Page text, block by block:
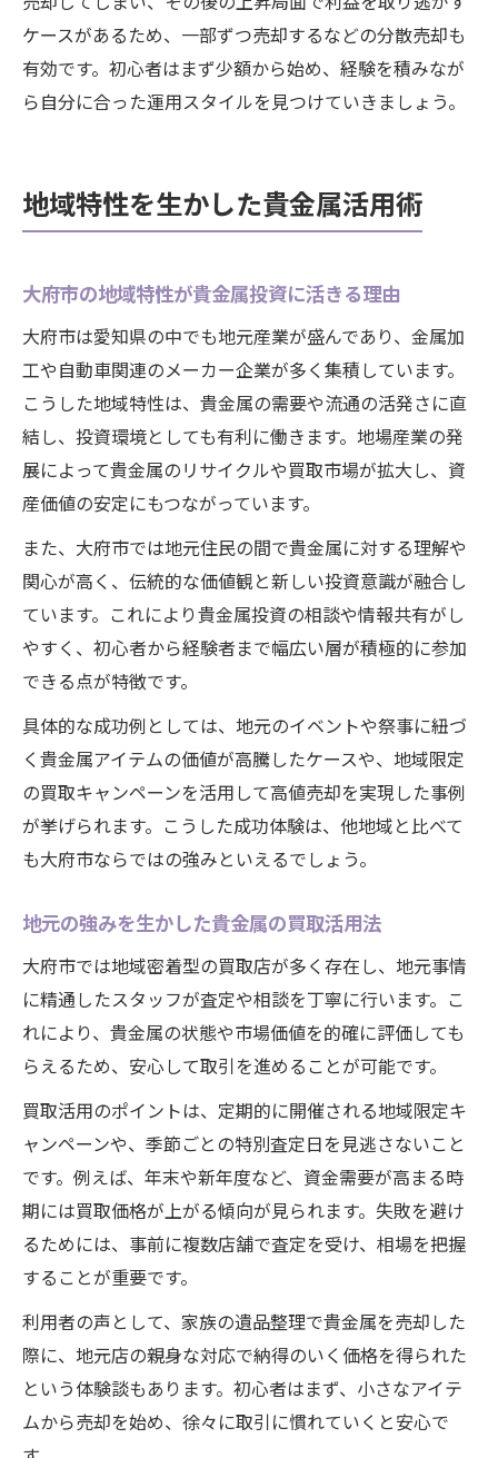
ケースがあるため、一部ずつ売却するなどの分散売却も
有効です。初心者はまず少額から始め、経験を積みなが
ら自分に合った運用スタイルを見つけていきましょう。
地域特性を生かした貴金属活用術
大府市の地域特性が貴金属投資に活きる理由
大府市は愛知県の中でも地元産業が盛んであり、金属加
工や自動車関連のメーカー企業が多く集積しています。
こうした地域特性は、貴金属の需要や流通の活発さに直
結し、投資環境としても有利に働きます。地場産業の発
展によって貴金属のリサイクルや買取市場が拡大し、資
産価値の安定にもつながっています。
また、大府市では地元住民の間で貴金属に対する理解や
関心が高く、伝統的な価値観と新しい投資意識が融合し
ています。これにより貴金属投資の相談や情報共有がし
やすく、初心者から経験者まで幅広い層が積極的に参加
できる点が特徴です。
具体的な成功例としては、地元のイベントや祭事に紐づ
く貴金属アイテムの価値が高騰したケースや、地域限定
の買取キャンペーンを活用して高値売却を実現した事例
が挙げられます。こうした成功体験は、他地域と比べて
も大府市ならではの強みといえるでしょう。
地元の強みを生かした貴金属の買取活用法
大府市では地域密着型の買取店が多く存在し、地元事情
に精通したスタッフが査定や相談を丁寧に行います。こ
れにより、貴金属の状態や市場価値を的確に評価しても
らえるため、安心して取引を進めることが可能です。
買取活用のポイントは、定期的に開催される地域限定キ
ャンペーンや、季節ごとの特別査定日を見逃さないこと
です。例えば、年末や新年度など、資金需要が高まる時
期には買取価格が上がる傾向が見られます。失敗を避け
るためには、事前に複数店舗で査定を受け、相場を把握
することが重要です。
利用者の声として、家族の遺品整理で貴金属を売却した
際に、地元店の親身な対応で納得のいく価格を得られた
という体験談もあります。初心者はまず、小さなアイテ
ムから売却を始め、徐々に取引に慣れていくと安心で